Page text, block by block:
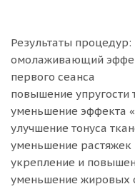
Результаты процедур:
омолаживающий
первого сеанса
повышение упругости
уменьшение эффекта
улучшение тонуса
уменьшение растяжек
укрепление и
уменьшение жировых